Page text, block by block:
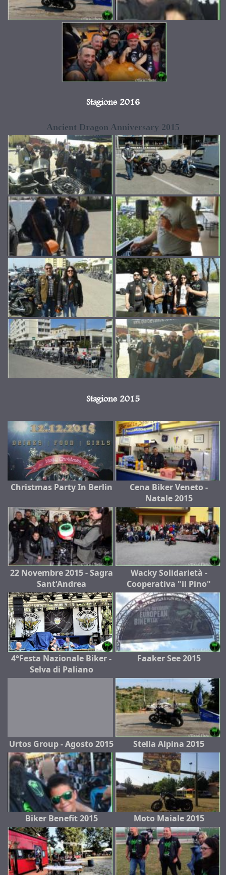
Stagione 2016
Ancient Dragon Anniversary 2015
Stagione 2015
Christmas Party In Berlin
Cena Biker Veneto -
Natale 2015
22 Novembre 2015 - Sagra
Sant'Andrea
Wacky Solidarietà -
Cooperativa "il Pino"
4°Festa Nazionale Biker -
Selva di Paliano
Faaker See 2015
Urtos Group - Agosto 2015 Stella Alpina 2015
Biker Benefit 2015 Moto Maiale 2015